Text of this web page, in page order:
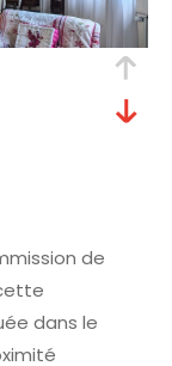
de
dans le